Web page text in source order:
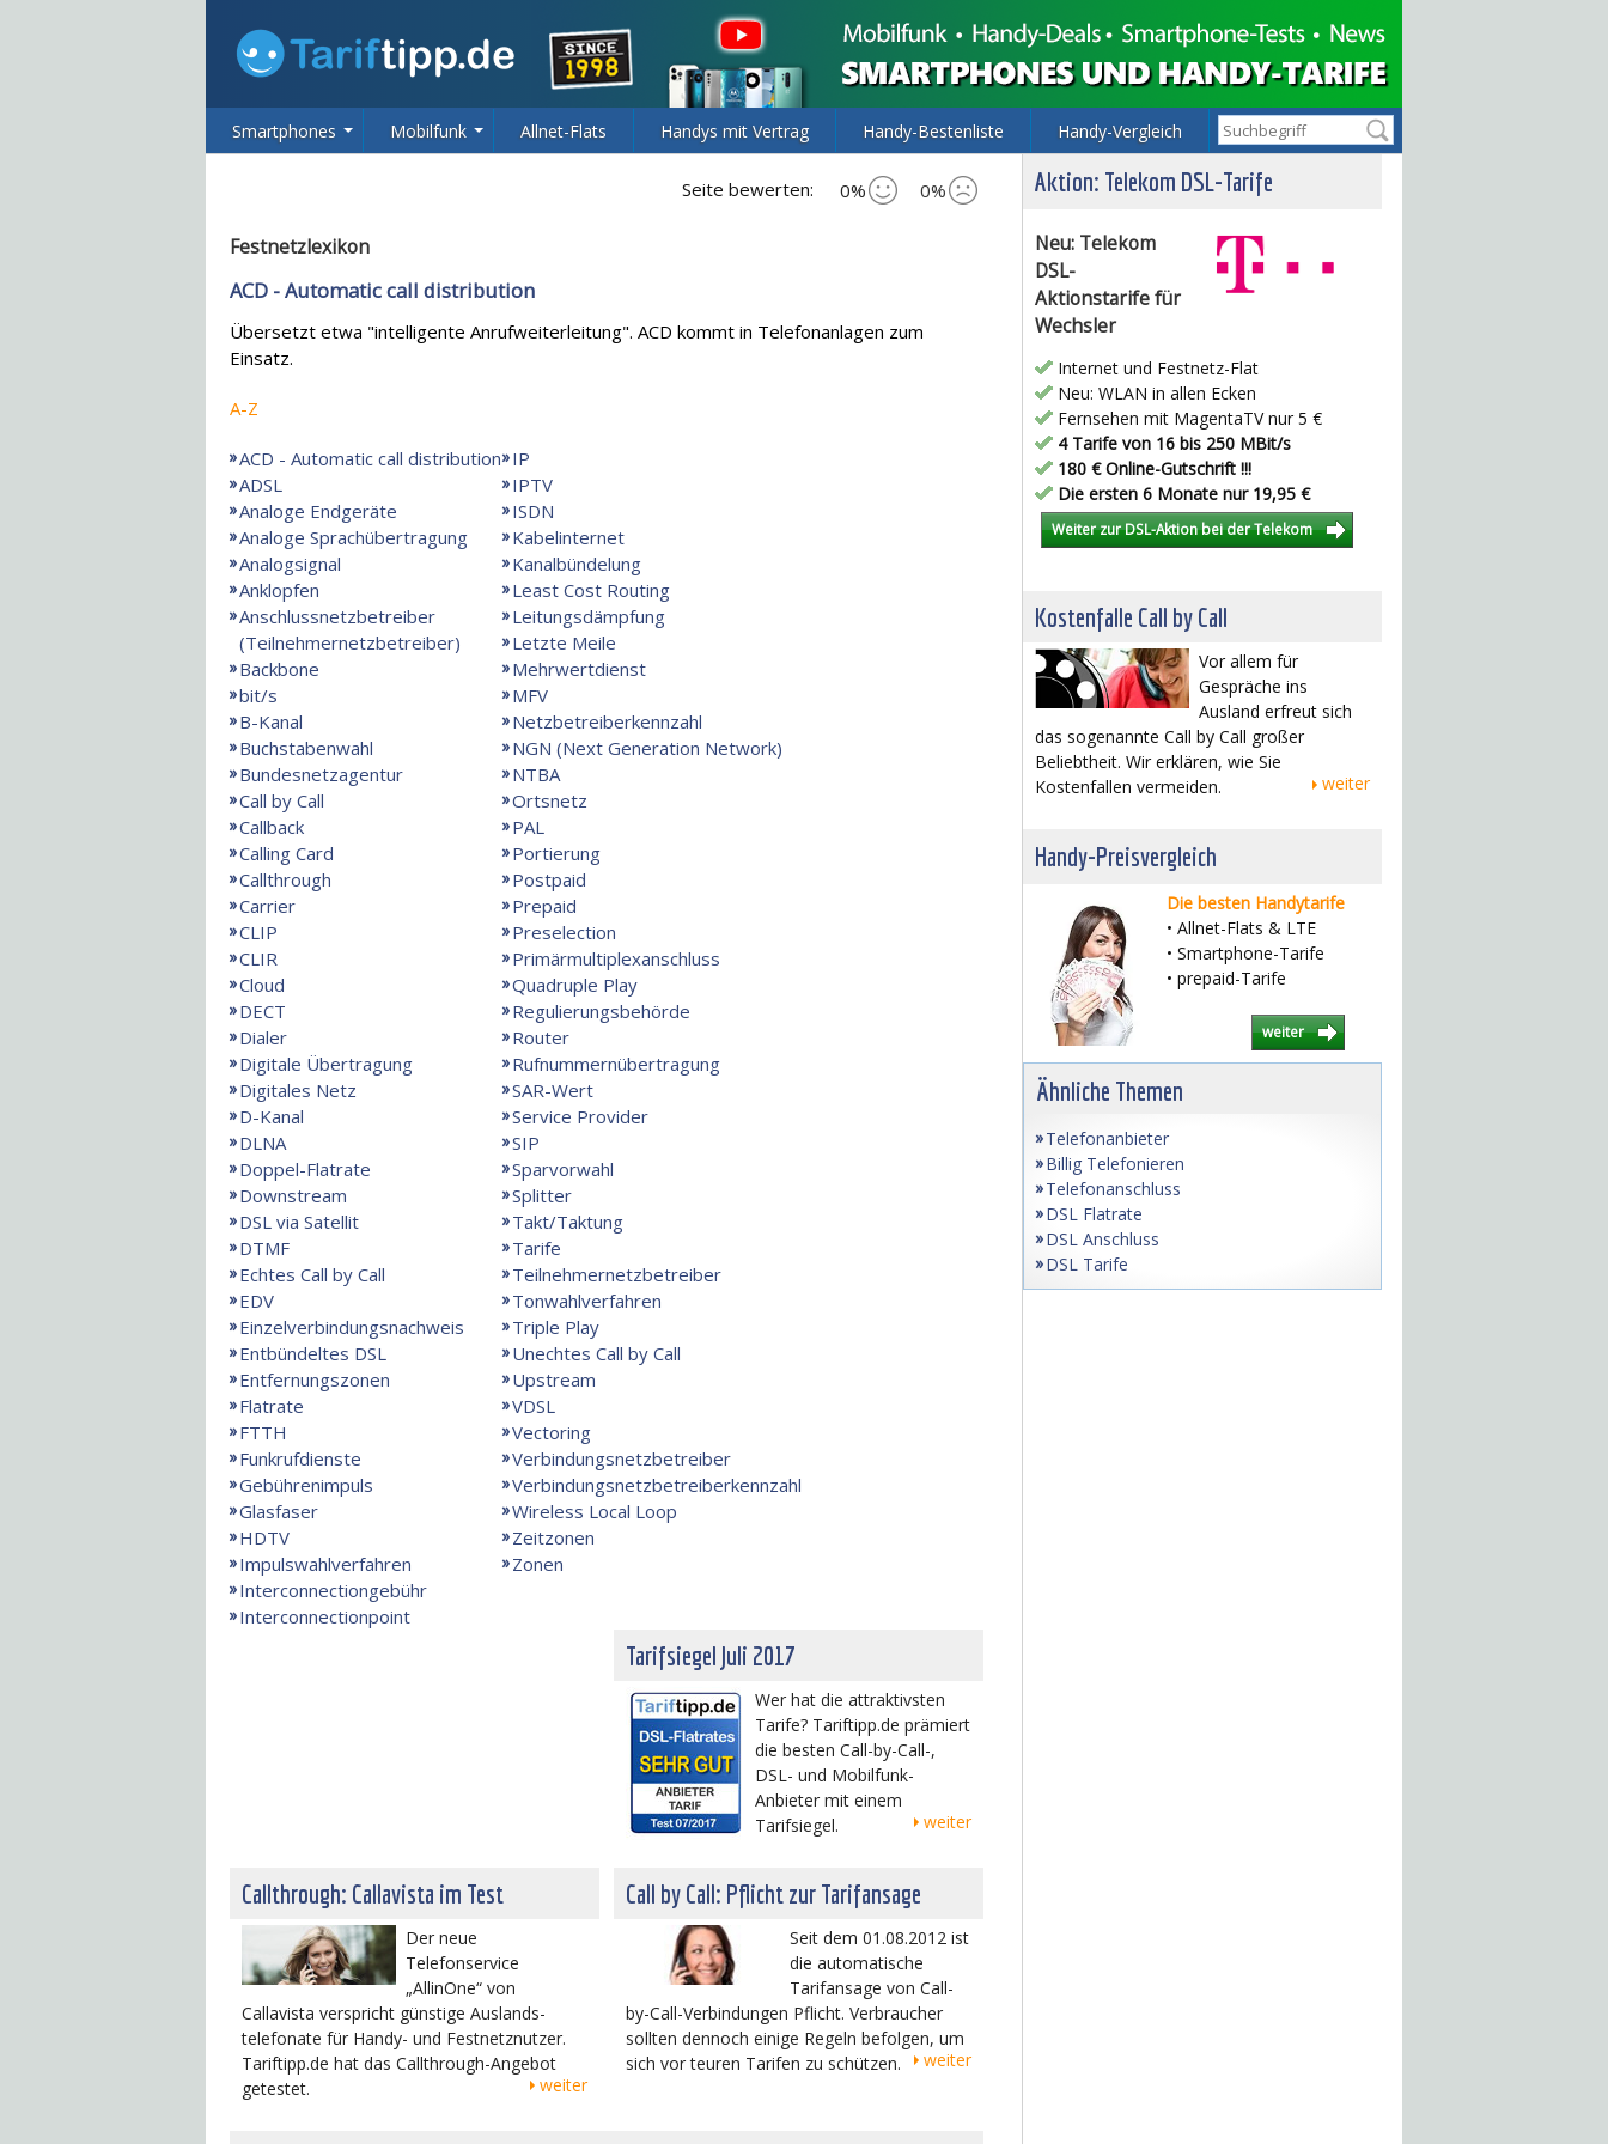
Smartphones Mobilfunk Allnet-Flats Handys mit Vertrag Handy-Bestenliste Handy-Vergleich
Seite bewerten: 0% 0%
Festnetzlexikon
ACD - Automatic call distribution
Übersetzt etwa "intelligente Anrufweiterleitung". ACD kommt in Telefonanlagen zum
Einsatz.
A-Z
ACD - Automatic call distribution
ADSL
Analoge Endgeräte
Analoge Sprachübertragung
Analogsignal
Anklopfen
Anschlussnetzbetreiber
(Teilnehmernetzbetreiber)
Backbone
bit/s
B-Kanal
Buchstabenwahl
Bundesnetzagentur
Call by Call
Callback
Calling Card
Callthrough
Carrier
CLIP
CLIR
Cloud
DECT
Dialer
Digitale Übertragung
Digitales Netz
D-Kanal
DLNA
Doppel-Flatrate
Downstream
DSL via Satellit
DTMF
Echtes Call by Call
EDV
Einzelverbindungsnachweis
Entbündeltes DSL
Entfernungszonen
Flatrate
FTTH
Funkrufdienste
Gebührenimpuls
Glasfaser
HDTV
Impulswahlverfahren
Interconnectiongebühr
Interconnectionpoint
IP
IPTV
ISDN
Kabelinternet
Kanalbündelung
Least Cost Routing
Leitungsdämpfung
Letzte Meile
Mehrwertdienst
MFV
Netzbetreiberkennzahl
NGN (Next Generation Network)
NTBA
Ortsnetz
PAL
Portierung
Postpaid
Prepaid
Preselection
Primärmultiplexanschluss
Quadruple Play
Regulierungsbehörde
Router
Rufnummernübertragung
SAR-Wert
Service Provider
SIP
Sparvorwahl
Splitter
Takt/Taktung
Tarife
Teilnehmernetzbetreiber
Tonwahlverfahren
Triple Play
Unechtes Call by Call
Upstream
VDSL
Vectoring
Verbindungsnetzbetreiber
Verbindungsnetzbetreiberkennzahl
Wireless Local Loop
Zeitzonen
Zonen
Tarifsiegel Juli 2017
Wer hat die attraktivsten
Tarife? Tariftipp.de prämiert
die besten Call-by-Call-,
DSL- und Mobilfunk-
Anbieter mit einem
Tarifsiegel.
weiter
Callthrough: Callavista im Test
Der neue
Telefonservice
„AllinOne“ von
Callavista verspricht günstige Auslands-
telefonate für Handy- und Festnetznutzer.
Tariftipp.de hat das Callthrough-Angebot
getestet.
weiter
Call by Call: Pflicht zur Tarifansage
Seit dem 01.08.2012 ist
die automatische
Tarifansage von Call-
by-Call-Verbindungen Pflicht. Verbraucher
sollten dennoch einige Regeln befolgen, um
sich vor teuren Tarifen zu schützen.
weiter
Aktion: Telekom DSL-Tarife
Neu: Telekom
DSL-
Aktionstarife für
Wechsler
Internet und Festnetz-Flat
Neu: WLAN in allen Ecken
Fernsehen mit MagentaTV nur 5 €
4 Tarife von 16 bis 250 MBit/s
180 € Online-Gutschrift !!!
Die ersten 6 Monate nur 19,95 €
Weiter zur DSL-Aktion bei der Telekom
Kostenfalle Call by Call
Vor allem für
Gespräche ins
Ausland erfreut sich
das sogenannte Call by Call großer
Beliebtheit. Wir erklären, wie Sie
Kostenfallen vermeiden.
weiter
Handy-Preisvergleich
Die besten Handytarife
• Allnet-Flats & LTE
• Smartphone-Tarife
• prepaid-Tarife
weiter
Ähnliche Themen
Telefonanbieter
Billig Telefonieren
Telefonanschluss
DSL Flatrate
DSL Anschluss
DSL Tarife